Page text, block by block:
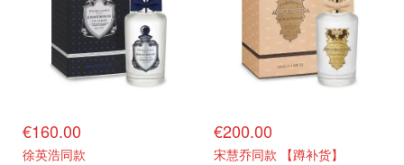
€160.00
徐英浩同款
€200.00
宋慧乔同款 【蹲补货】